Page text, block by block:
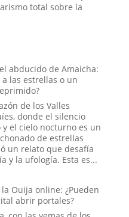
total sobre la
abducido de Amaicha:
a las estrellas o un
de los Valles
donde el silencio
y el cielo nocturno es un
de estrellas
un relato que desafía
y la ufología. Esta es...
Ouija online: ¿Pueden
abrir portales?